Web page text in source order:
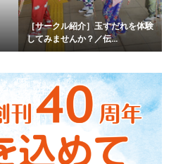
［サークル紹介］玉すだれを体験
してみませんか？／伝...